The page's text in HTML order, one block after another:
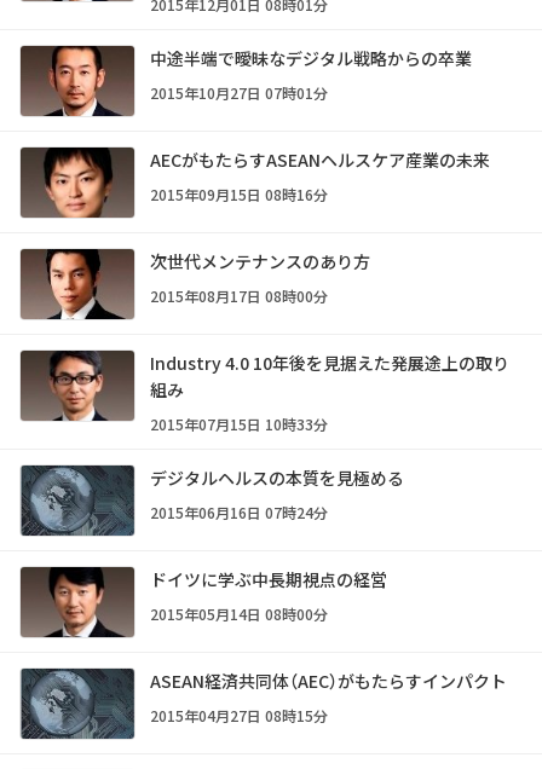
2015年12月01日 08時01分
中途半端で曖昧なデジタル戦略からの卒業
2015年10月27日 07時01分
AECがもたらすASEANヘルスケア産業の未来
2015年09月15日 08時16分
次世代メンテナンスのあり方
2015年08月17日 08時00分
Industry 4.0 10年後を見据えた発展途上の取り
組み
2015年07月15日 10時33分
デジタルヘルスの本質を見極める
2015年06月16日 07時24分
ドイツに学ぶ中長期視点の経営
2015年05月14日 08時00分
ASEAN経済共同体（AEC）がもたらすインパクト
2015年04月27日 08時15分